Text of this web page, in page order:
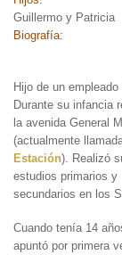
Guillermo y Patricia
Biografía:
Hijo de un empleado
Durante su infancia
la avenida General
(actualmente
Estación). Realizó
estudios primarios y
secundarios en los
Cuando tenía 14
apuntó por primera